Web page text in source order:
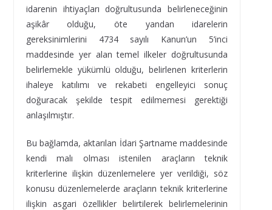
idarenin ihtiyaçları doğrultusunda belirleneceğinin
aşikâr olduğu, öte yandan idarelerin
gereksinimlerini 4734 sayılı Kanun’un 5’inci
maddesinde yer alan temel ilkeler doğrultusunda
belirlemekle yükümlü olduğu, belirlenen kriterlerin
ihaleye katılımı ve rekabeti engelleyici sonuç
doğuracak şekilde tespit edilmemesi gerektiği
anlaşılmıştır.
Bu bağlamda, aktarılan İdari Şartname maddesinde
kendi malı olması istenilen araçların teknik
kriterlerine ilişkin düzenlemelere yer verildiği, söz
konusu düzenlemelerde araçların teknik kriterlerine
ilişkin asgari özellikler belirtilerek belirlemelerinin